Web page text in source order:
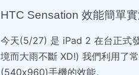
HTC Sensation 效能簡單實
今天(5/27) 是 iPad 2 在台正式
境而大雨不斷 XD!) 我們利用了
(540x960)手機的效能。